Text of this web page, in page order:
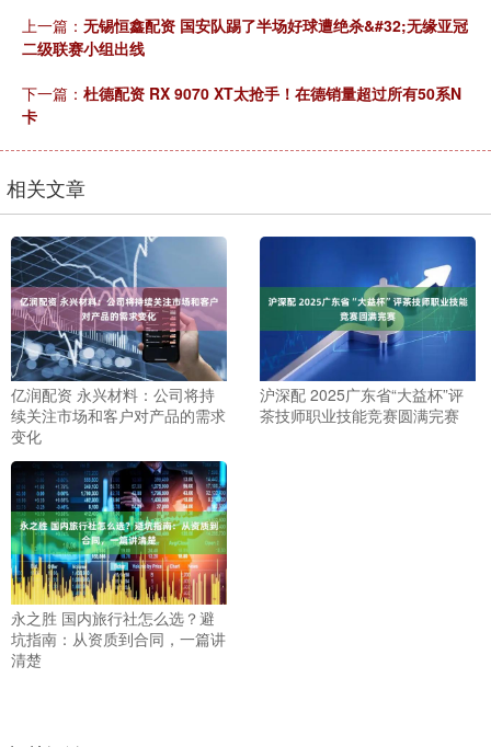
上一篇： 无锡恒鑫配资 国安队踢了半场好球遭绝杀&#32;无缘亚冠
二级联赛小组出线
下一篇： 杜德配资 RX 9070 XT太抢手！在德销量超过所有50系N
卡
相关文章
亿润配资 永兴材料：公司将持
续关注市场和客户对产品的需求
变化
沪深配 2025广东省“大益杯”评
茶技师职业技能竞赛圆满完赛
永之胜 国内旅行社怎么选？避
坑指南：从资质到合同，一篇讲
清楚